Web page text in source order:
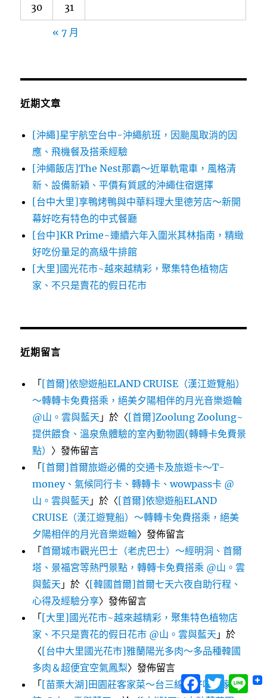
30 31
« 7 月
近期文章
[沖繩]星宇航空台中-沖繩航班，因颱風取消的因
應、飛機餐及搭乘經驗
[沖繩飯店]The Nest那霸～近單軌電車，風格清
新、設備新穎、平價有質感的沖繩住宿選擇
[台中大里]享鴨烤鴨與中華料理大里德芳店～新開
幕好吃有特色的中式餐廳
[台中]KR Prime~連續六年入圍米其林指南，精緻
好吃份量足的高級牛排館
[大里]國光花市~越來越精彩，聚集特色植物店
家、不只是賣花的假日花市
近期留言
「[首爾]依戀遊船ELAND CRUISE（漢江遊覽船）
～轉轉卡免費搭乘，絕美夕陽相伴的月光音樂遊輪
@山。雲與藍天 」於〈[首爾]Zoolung Zoolung~
提供餵食、溫泉魚體驗的室內動物園(轉轉卡免費景
點） 〉發佈留言
「[首爾]首爾旅遊必備的交通卡及旅遊卡～T-
money、氣候同行卡、轉轉卡、wowpass卡 @
山。雲與藍天 」於〈[首爾]依戀遊船ELAND
CRUISE（漢江遊覽船）～轉轉卡免費搭乘，絕美
夕陽相伴的月光音樂遊輪〉發佈留言
「首爾城市觀光巴士（老虎巴士）～經明洞、首爾
塔、景福宮等熱門景點，轉轉卡免費搭乘 @山。雲
與藍天 」於〈[韓國首爾]首爾七天六夜自助行程、
心得及經驗分享〉發佈留言
「[大里]國光花市~越來越精彩，聚集特色植物店
家、不只是賣花的假日花市 @山。雲與藍天 」於
〈[台中大里國光花市]雅蘭陽光多肉～多品種韓國
多肉＆超便宜空氣鳳梨〉發佈留言
「[苗栗大湖]田園莊客家菜～台三線旁好吃客家餐
Facebook
Twitter